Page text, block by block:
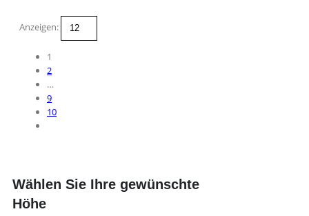
Anzeigen:
1
2
…
9
10
Wählen Sie Ihre gewünschte
Höhe